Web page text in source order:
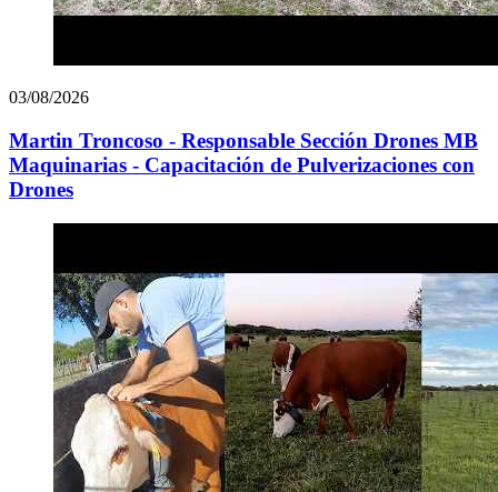
03/08/2026
Martin Troncoso - Responsable Sección Drones MB
Maquinarias - Capacitación de Pulverizaciones con
Drones